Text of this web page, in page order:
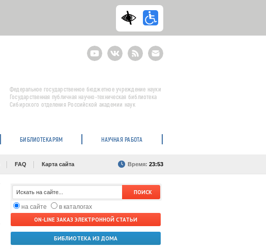
YoutubeВКонтактеRSS
E-
mail
подписка
Федеральное государственное бюджетное учреждение науки
Государственная публичная научно-техническая библиотека
Сибирского отделения Российской академии наук
БИБЛИОТЕКАРЯМ НАУЧНАЯ РАБОТА
FAQ Карта сайта Время: 23:53
на сайте
в каталогах
ON-LINE ЗАКАЗ ЭЛЕКТРОННОЙ СТАТЬИ
БИБЛИОТЕКА ИЗ ДОМА